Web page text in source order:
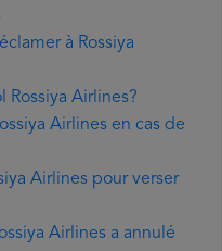
à Rossiya
Rossiya Airlines?
Airlines en cas de
Airlines pour verser
Airlines a annulé